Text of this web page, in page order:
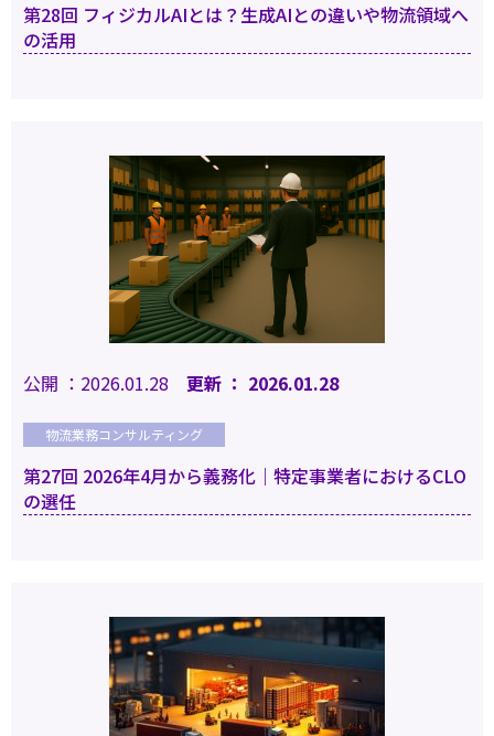
第28回 フィジカルAIとは？生成AIとの違いや物流領域へ
の活用
公開 ：2026.01.28 更新 ： 2026.01.28
物流業務コンサルティング
第27回 2026年4月から義務化｜特定事業者におけるCLO
の選任